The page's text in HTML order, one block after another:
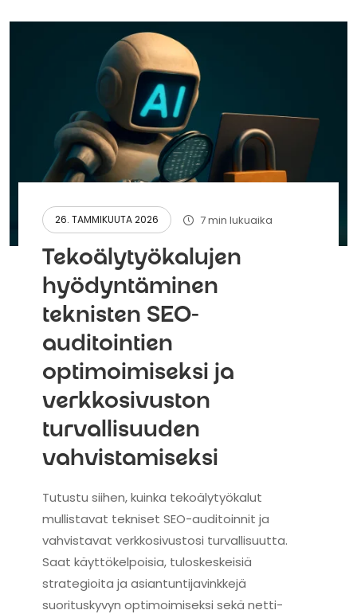
26. TAMMIKUUTA 2026 7 min lukuaika
Tekoälytyökalujen
hyödyntäminen
teknisten SEO-
auditointien
optimoimiseksi ja
verkkosivuston
turvallisuuden
vahvistamiseksi
Tutustu siihen, kuinka tekoälytyökalut
mullistavat tekniset SEO-auditoinnit ja
vahvistavat verkkosivustosi turvallisuutta.
Saat käyttökelpoisia, tuloskeskeisiä
strategioita ja asiantuntijavinkkejä
suorituskyvyn optimoimiseksi sekä netti-